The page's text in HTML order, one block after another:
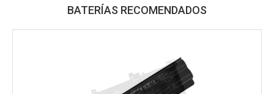
BATERÍAS RECOMENDADOS